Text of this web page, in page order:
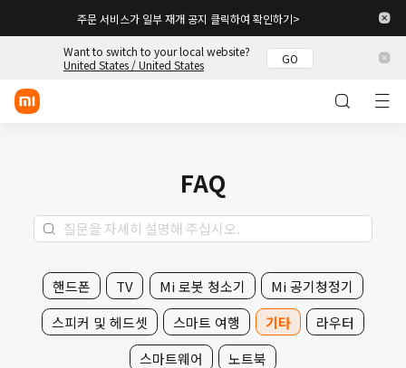
로그인/회원 가입
모바일
스마트 홈
라이프스타일
POCO
스토리
주문 서비스가 일부 재개 공지 클릭하여 확인하기>
Want to switch to your local website?
United States / United States
GO
FAQ
핸드폰 TV Mi 로봇 청소기
Mi 공기청정기
스피커 및 헤드셋
스마트 여행 기타
라우터
스마트웨어
노트북